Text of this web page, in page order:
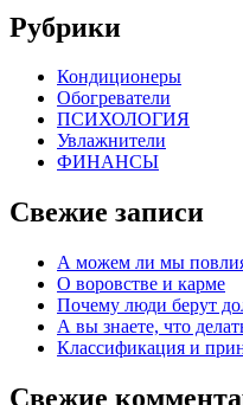
Рубрики
Кондиционеры
Обогреватели
ПСИХОЛОГИЯ
Увлажнители
ФИНАНСЫ
Свежие записи
А можем ли мы
О воровстве и карме
Почему люди берут
А вы знаете, что
Классификация и
Свежие